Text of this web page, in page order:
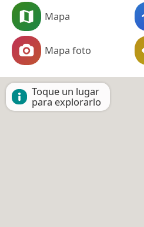
Mapa
Mapa foto
Toque un lugar
para explorarlo